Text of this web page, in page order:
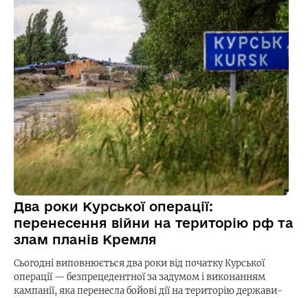
Два роки Курської операції:
перенесення війни на територію рф та
злам планів Кремля
Сьогодні виповнюється два роки від початку Курської
операції — безпрецедентної за задумом і виконанням
кампанії, яка перенесла бойові дії на територію держави-